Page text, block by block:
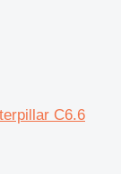
C6.6